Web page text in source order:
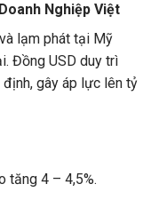
Nghiệp Việt
lạm phát tại Mỹ
Đồng USD duy trì
gây áp lực lên tỷ
tăng 4 – 4,5%.